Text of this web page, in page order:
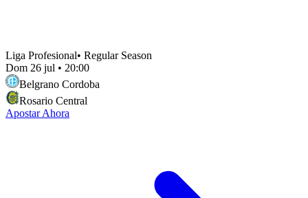
Liga Profesional• Regular Season
Dom 26 jul • 20:00
Belgrano Cordoba
Rosario Central
Apostar Ahora